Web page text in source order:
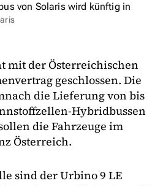
von Solaris wird künftig in
mit der Österreichischen
geschlossen. Die
die Lieferung von bis
Hybridbussen
die Fahrzeuge im
Österreich.
sind der Urbino 9 LE